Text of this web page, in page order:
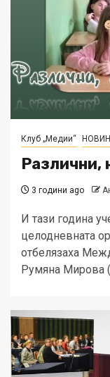
Клуб „Медии“
Различни,
3 години ago
И тази година
целодневната
отбелязаха
Румяна Мирова